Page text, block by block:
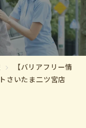
【バリアフリー情
さいたま二ツ宮店